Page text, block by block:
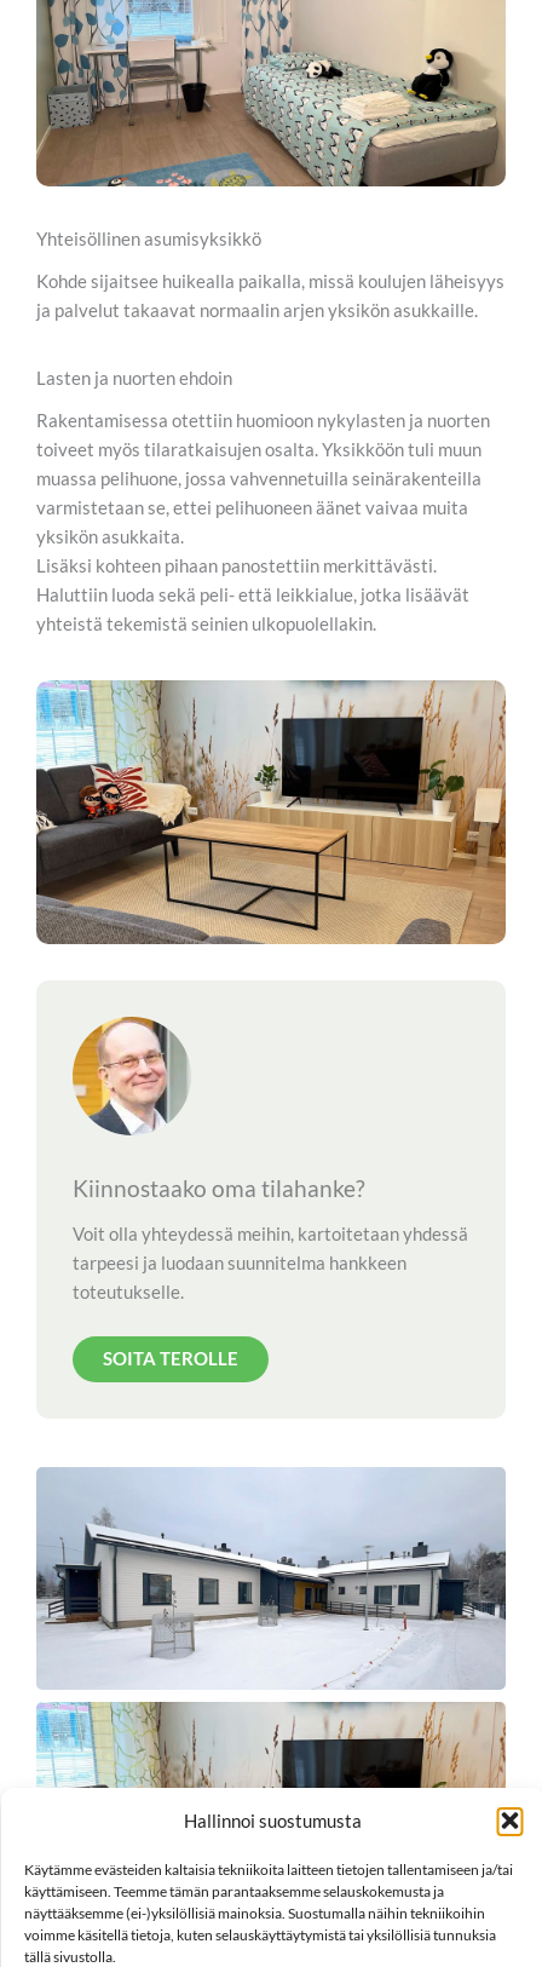
Hallinnoi suostumusta
Käytämme evästeiden kaltaisia tekniikoita laitteen tietojen tallentamiseen ja/tai
käyttämiseen. Teemme tämän parantaaksemme selauskokemusta ja
näyttääksemme (ei-)yksilöllisiä mainoksia. Suostumalla näihin tekniikoihin
voimme käsitellä tietoja, kuten selauskäyttäytymistä tai yksilöllisiä tunnuksia
tällä sivustolla.
Yhteisöllinen asumisyksikkö
Kohde sijaitsee huikealla paikalla, missä koulujen läheisyys
ja palvelut takaavat normaalin arjen yksikön asukkaille.
Lasten ja nuorten ehdoin
Rakentamisessa otettiin huomioon nykylasten ja nuorten
toiveet myös tilaratkaisujen osalta. Yksikköön tuli muun
muassa pelihuone, jossa vahvennetuilla seinärakenteilla
varmistetaan se, ettei pelihuoneen äänet vaivaa muita
yksikön asukkaita.
Lisäksi kohteen pihaan panostettiin merkittävästi.
Haluttiin luoda sekä peli- että leikkialue, jotka lisäävät
yhteistä tekemistä seinien ulkopuolellakin.
Kiinnostaako oma tilahanke?
Voit olla yhteydessä meihin, kartoitetaan yhdessä
tarpeesi ja luodaan suunnitelma hankkeen
toteutukselle.
SOITA TEROLLE